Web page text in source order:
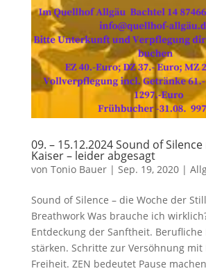
09. – 15.12.2024 Sound of
Kaiser – leider abgesagt
von Tonio Bauer| Sep. 19, 2020|
Sound of Silence – die Woche der
Breathwork Was brauche ich
Entdeckung der Sanftheit. Berufliche
stärken. Schritte zur Versöhnung mit
Freiheit. ZEN bedeutet Pause